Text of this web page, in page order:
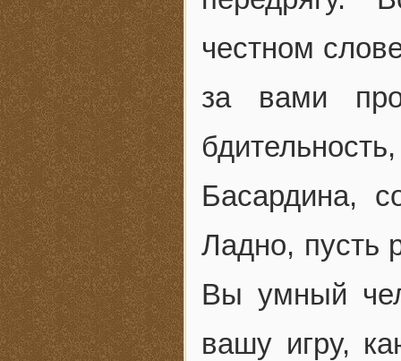
честном
за вами
Басардина,
Ладно, пусть
Вы умный
вашу игру,